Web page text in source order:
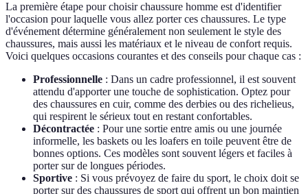
La première étape pour choisir chaussure homme est d'identifier
l'occasion pour laquelle vous allez porter ces chaussures. Le type
d'événement détermine généralement non seulement le style des
chaussures, mais aussi les matériaux et le niveau de confort requis.
Voici quelques occasions courantes et des conseils pour chaque cas :
Professionnelle : Dans un cadre professionnel, il est souvent
attendu d'apporter une touche de sophistication. Optez pour
des chaussures en cuir, comme des derbies ou des richelieus,
qui respirent le sérieux tout en restant confortables.
Décontractée : Pour une sortie entre amis ou une journée
informelle, les baskets ou les loafers en toile peuvent être de
bonnes options. Ces modèles sont souvent légers et faciles à
porter sur de longues périodes.
Sportive : Si vous prévoyez de faire du sport, le choix doit se
porter sur des chaussures de sport qui offrent un bon maintien